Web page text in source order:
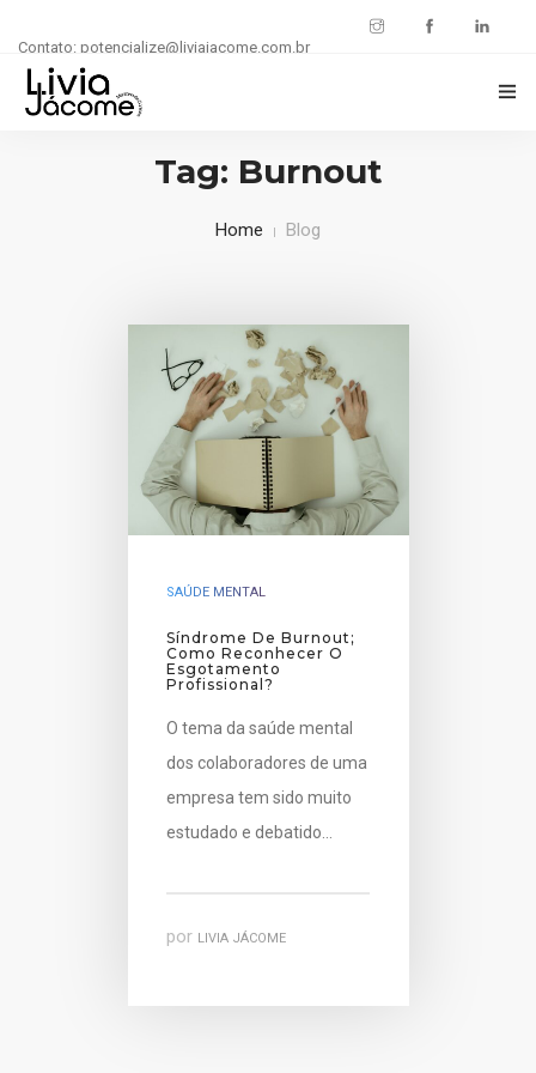
Contato: potencialize@liviajacome.com.br
Tag: Burnout
Home Blog
SAÚDE MENTAL
Síndrome De Burnout;
Como Reconhecer O
Esgotamento
Profissional?
O tema da saúde mental
dos colaboradores de uma
empresa tem sido muito
estudado e debatido…
por LIVIA JÁCOME